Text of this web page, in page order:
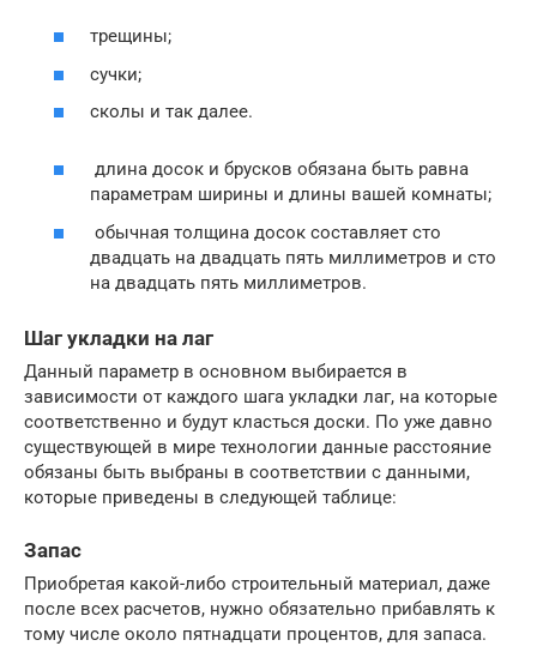
трещины;
сучки;
сколы и так далее.
длина досок и брусков обязана быть равна
параметрам ширины и длины вашей комнаты;
обычная толщина досок составляет сто
двадцать на двадцать пять миллиметров и сто
на двадцать пять миллиметров.
Шаг укладки на лаг
Данный параметр в основном выбирается в
зависимости от каждого шага укладки лаг, на которые
соответственно и будут класться доски. По уже давно
существующей в мире технологии данные расстояние
обязаны быть выбраны в соответствии с данными,
которые приведены в следующей таблице:
Запас
Приобретая какой-либо строительный материал, даже
после всех расчетов, нужно обязательно прибавлять к
тому числе около пятнадцати процентов, для запаса.